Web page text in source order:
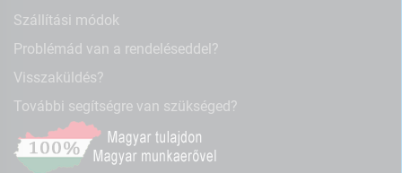
Szállítási módok
Problémád van a rendeléseddel?
Visszaküldés?
További segítségre van szükséged?